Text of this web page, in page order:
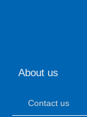
About us
Contact us